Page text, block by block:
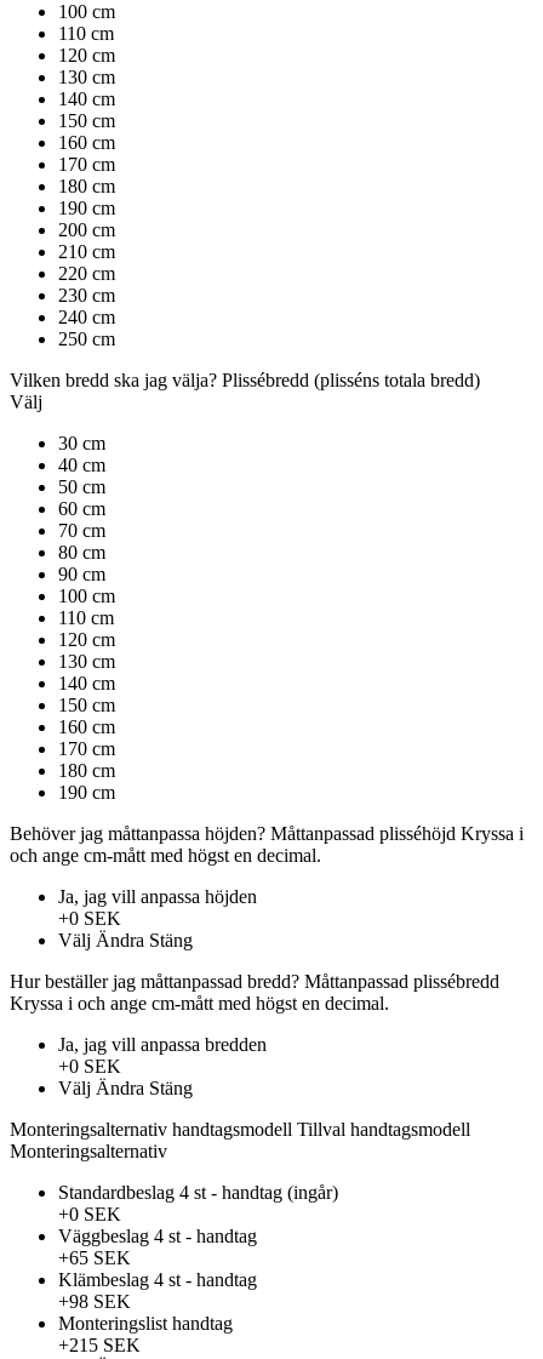
100 cm
110 cm
120 cm
130 cm
140 cm
150 cm
160 cm
170 cm
180 cm
190 cm
200 cm
210 cm
220 cm
230 cm
240 cm
250 cm
Vilken bredd ska jag välja? Plissébredd (plisséns totala bredd)
Välj
30 cm
40 cm
50 cm
60 cm
70 cm
80 cm
90 cm
100 cm
110 cm
120 cm
130 cm
140 cm
150 cm
160 cm
170 cm
180 cm
190 cm
Behöver jag måttanpassa höjden? Måttanpassad plisséhöjd Kryssa i
och ange cm-mått med högst en decimal.
Ja, jag vill anpassa höjden
+0 SEK
Välj Ändra Stäng
Hur beställer jag måttanpassad bredd? Måttanpassad plissébredd
Kryssa i och ange cm-mått med högst en decimal.
Ja, jag vill anpassa bredden
+0 SEK
Välj Ändra Stäng
Monteringsalternativ handtagsmodell Tillval handtagsmodell
Monteringsalternativ
Standardbeslag 4 st - handtag (ingår)
+0 SEK
Väggbeslag 4 st - handtag
+65 SEK
Klämbeslag 4 st - handtag
+98 SEK
Monteringslist handtag
+215 SEK